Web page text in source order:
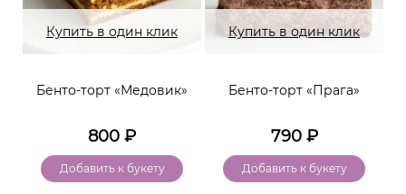
Купить в один клик
Бенто-торт «Медовик»
800 ₽
Добавить к букету
Купить в один клик
Бенто-торт «Прага»
790₽
Добавить к букету